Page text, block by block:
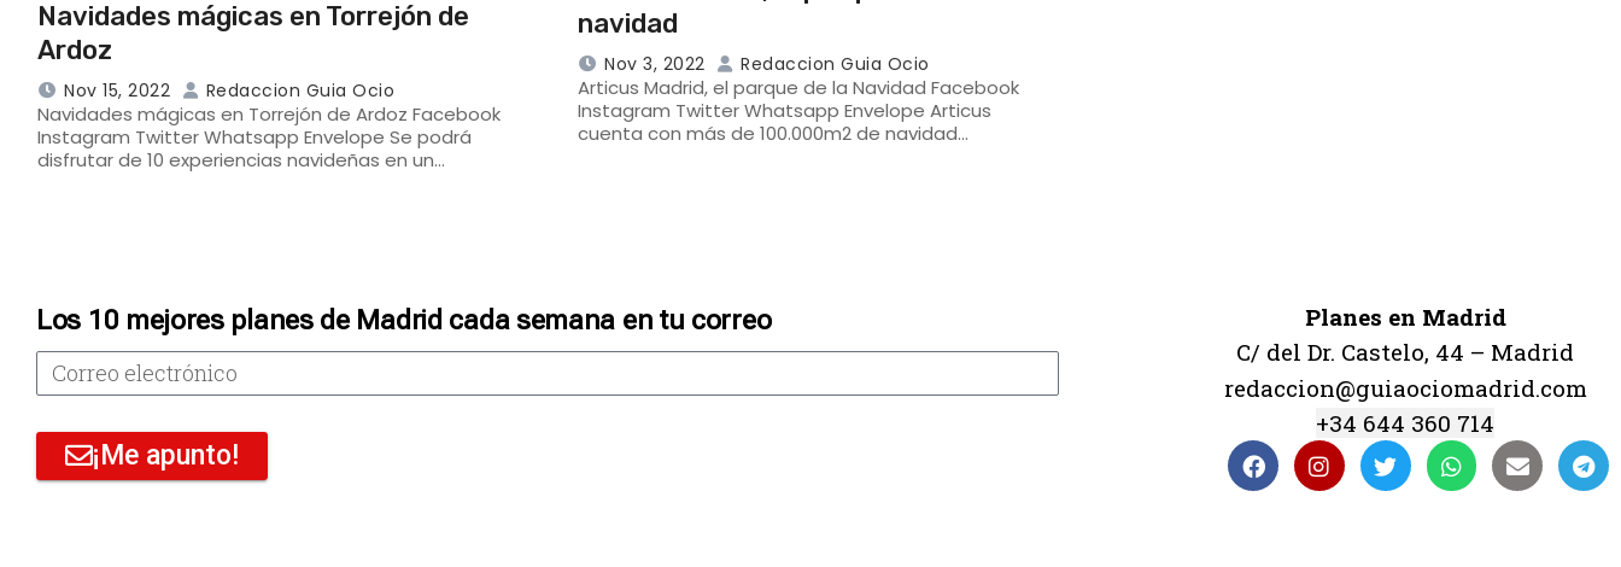
Navidades mágicas en Torrejón de
Ardoz
Nov 15, 2022 Redaccion Guia Ocio
Navidades mágicas en Torrejón de Ardoz Facebook
Instagram Twitter Whatsapp Envelope Se podrá
disfrutar de 10 experiencias navideñas en un…
navidad
Nov 3, 2022 Redaccion Guia Ocio
Articus Madrid, el parque de la Navidad Facebook
Instagram Twitter Whatsapp Envelope Articus
cuenta con más de 100.000m2 de navidad…
Los 10 mejores planes de Madrid cada semana en tu correo
¡Me apunto!
Planes en Madrid
C/ del Dr. Castelo, 44 – Madrid
redaccion@guiaociomadrid.com
+34 644 360 714